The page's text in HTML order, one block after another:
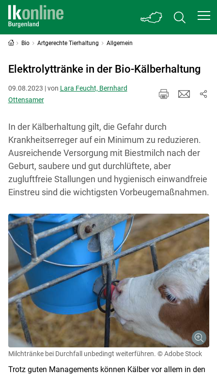
Bio Artgerechte Tierhaltung Allgemein
Elektrolyttränke in der Bio-Kälberhaltung
09.08.2023 | von Lara Feucht, Bernhard
Ottensamer
In der Kälberhaltung gilt, die Gefahr durch
Krankheitserreger auf ein Minimum zu reduzieren.
Ausreichende Versorgung mit Biestmilch nach der
Geburt, saubere und gut durchlüftete, aber
zugluftfreie Stallungen und hygienisch einwandfreie
Einstreu sind die wichtigsten Vorbeugemaßnahmen.
Milchtränke bei Durchfall unbedingt weiterführen. © Adobe Stock
Trotz guten Managements können Kälber vor allem in den